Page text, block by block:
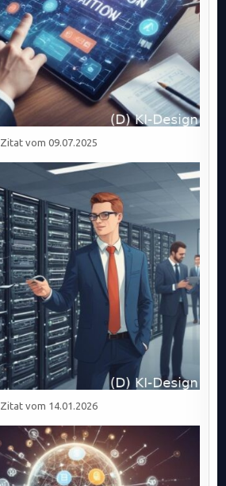
Zitat vom 09.07.2025
Zitat vom 14.01.2026